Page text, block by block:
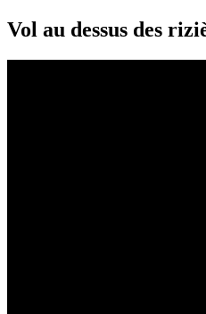
Vol au dessus des